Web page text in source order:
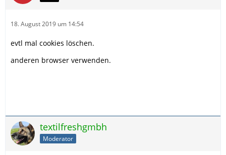
18. August 2019 um 14:54
evtl mal cookies löschen.
anderen browser verwenden.
textilfreshgmbh
Moderator